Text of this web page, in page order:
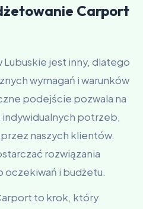
Carport
jest inny, dlatego
wymagań i warunków
podejście pozwala na
potrzeb,
naszych klientów.
rozwiązania
oczekiwań i budżetu.
to krok, który